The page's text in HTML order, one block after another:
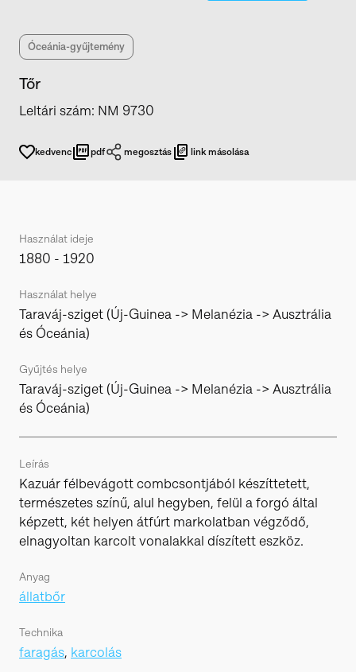
Óceánia-gyűjtemény
Tőr
Leltári szám: NM 9730
kedvenc pdf megosztás link másolása
Használat ideje
1880 - 1920
Használat helye
Taraváj-sziget (Új-Guinea -> Melanézia -> Ausztrália
és Óceánia)
Gyűjtés helye
Taraváj-sziget (Új-Guinea -> Melanézia -> Ausztrália
és Óceánia)
Leírás
Kazuár félbevágott combcsontjából készíttetett,
természetes színű, alul hegyben, felül a forgó által
képzett, két helyen átfúrt markolatban végződő,
elnagyoltan karcolt vonalakkal díszített eszköz.
Anyag
állatbőr
Technika
faragás, karcolás